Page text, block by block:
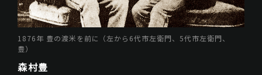
森村豊
1876年 豊の渡米を前に（左から6代市左衛門、5代市左衛門、
豊）